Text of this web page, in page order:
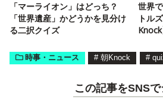
「マーライオン」はどっち？
「世界遺産」かどうかを見分け
る二択クイズ
世界
トル
Knock
時事・ニュース # 朝Knock #
この記事をSNS